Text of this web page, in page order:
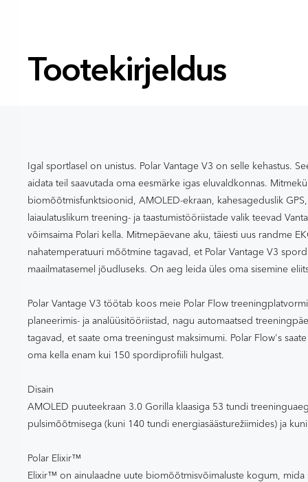
Tootekirjeldus
Igal sportlasel on unistus. Polar Vantage V3 on selle kehastus.
aidata teil saavutada oma eesmärke igas eluvaldkonnas.
biomõõtmisfunktsioonid, AMOLED-ekraan, kahesageduslik
laiaulatuslikum treening- ja taastumistööriistade valik teevad
võimsaima Polari kella. Mitmepäevane aku, täiesti uus randme
nahatemperatuuri mõõtmine tagavad, et Polar Vantage V3
maailmatasemel jõudluseks. On aeg leida üles oma sisemine
Polar Vantage V3 töötab koos meie Polar Flow
planeerimis- ja analüüsitööriistad, nagu automaatsed
tagavad, et saate oma treeningust maksimumi. Polar Flow's
oma kella enam kui 150 spordiprofiili hulgast.
Disain
AMOLED puuteekraan 3.0 Gorilla klaasiga 53 tundi
pulsimõõtmisega (kuni 140 tundi energiasäästurežiimides) ja
Polar Elixir™
Elixir™ on ainulaadne uute biomõõtmisvõimaluste kogum, mida